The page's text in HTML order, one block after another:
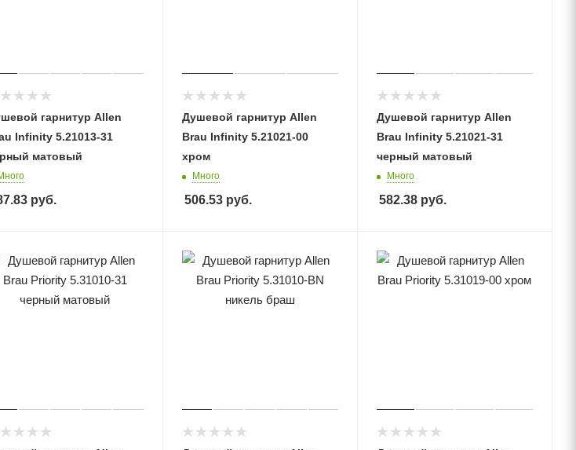
гарнитур Allen
Infinity 5.21013-31
матовый
руб.
Душевой гарнитур Allen
Brau Infinity 5.21021-00
хром
Много
506.53руб.
Душевой гарнитур Allen
Brau Infinity 5.21021-31
черный матовый
Много
582.38руб.